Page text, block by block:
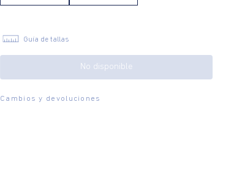
Guía de tallas
No disponible
Cambios y devoluciones